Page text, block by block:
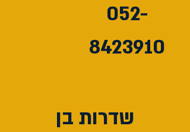
052-
8423910
שדרות בן